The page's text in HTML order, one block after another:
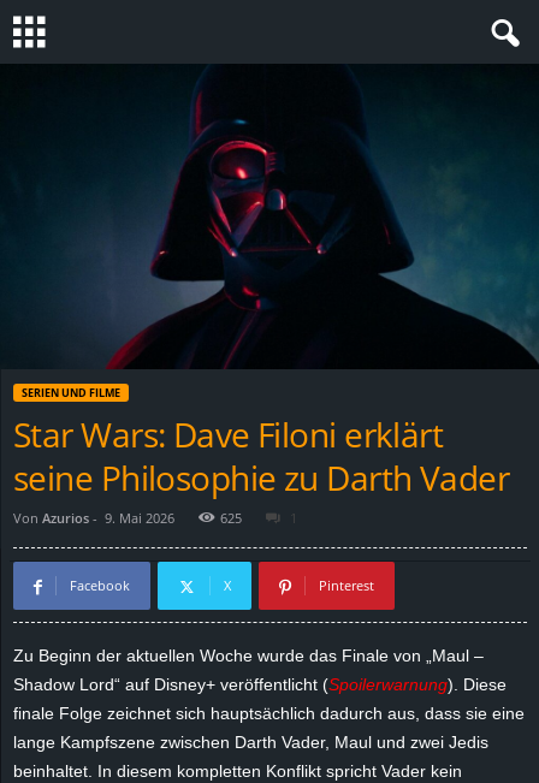
SERIEN UND FILME
Star Wars: Dave Filoni erklärt
seine Philosophie zu Darth Vader
Von Azurios - 9. Mai 2026 625 1
Facebook X Pinterest
Zu Beginn der aktuellen Woche wurde das Finale von „Maul –
Shadow Lord“ auf Disney+ veröffentlicht (Spoilerwarnung). Diese
finale Folge zeichnet sich hauptsächlich dadurch aus, dass sie eine
lange Kampfszene zwischen Darth Vader, Maul und zwei Jedis
beinhaltet. In diesem kompletten Konflikt spricht Vader kein